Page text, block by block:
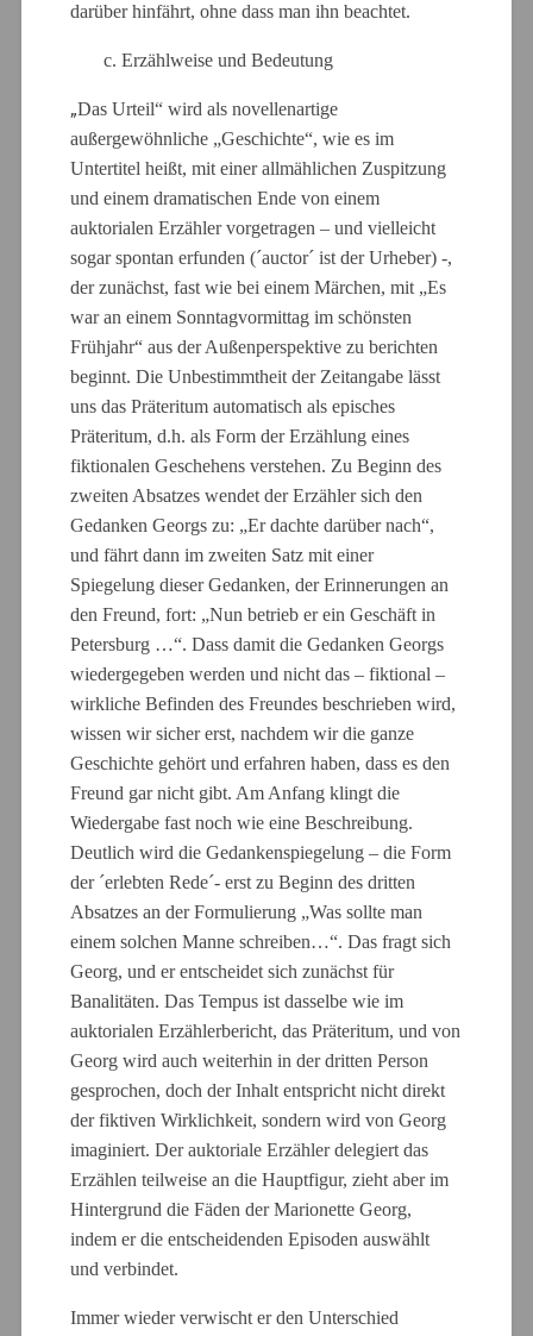
darüber hinfährt, ohne dass man ihn beachtet.
c. Erzählweise und Bedeutung
„Das Urteil“ wird als novellenartige
außergewöhnliche „Geschichte“, wie es im
Untertitel heißt, mit einer allmählichen Zuspitzung
und einem dramatischen Ende von einem
auktorialen Erzähler vorgetragen – und vielleicht
sogar spontan erfunden (´auctor´ ist der Urheber) -,
der zunächst, fast wie bei einem Märchen, mit „Es
war an einem Sonntagvormittag im schönsten
Frühjahr“ aus der Außenperspektive zu berichten
beginnt. Die Unbestimmtheit der Zeitangabe lässt
uns das Präteritum automatisch als episches
Präteritum, d.h. als Form der Erzählung eines
fiktionalen Geschehens verstehen. Zu Beginn des
zweiten Absatzes wendet der Erzähler sich den
Gedanken Georgs zu: „Er dachte darüber nach“,
und fährt dann im zweiten Satz mit einer
Spiegelung dieser Gedanken, der Erinnerungen an
den Freund, fort: „Nun betrieb er ein Geschäft in
Petersburg …“. Dass damit die Gedanken Georgs
wiedergegeben werden und nicht das – fiktional –
wirkliche Befinden des Freundes beschrieben wird,
wissen wir sicher erst, nachdem wir die ganze
Geschichte gehört und erfahren haben, dass es den
Freund gar nicht gibt. Am Anfang klingt die
Wiedergabe fast noch wie eine Beschreibung.
Deutlich wird die Gedankenspiegelung – die Form
der ´erlebten Rede´- erst zu Beginn des dritten
Absatzes an der Formulierung „Was sollte man
einem solchen Manne schreiben…“. Das fragt sich
Georg, und er entscheidet sich zunächst für
Banalitäten. Das Tempus ist dasselbe wie im
auktorialen Erzählerbericht, das Präteritum, und von
Georg wird auch weiterhin in der dritten Person
gesprochen, doch der Inhalt entspricht nicht direkt
der fiktiven Wirklichkeit, sondern wird von Georg
imaginiert. Der auktoriale Erzähler delegiert das
Erzählen teilweise an die Hauptfigur, zieht aber im
Hintergrund die Fäden der Marionette Georg,
indem er die entscheidenden Episoden auswählt
und verbindet.
Immer wieder verwischt er den Unterschied